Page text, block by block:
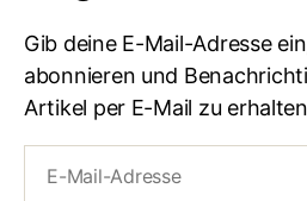
Gib deine E-Mail-Adresse
abonnieren und
Artikel per E-Mail zu
Mail-